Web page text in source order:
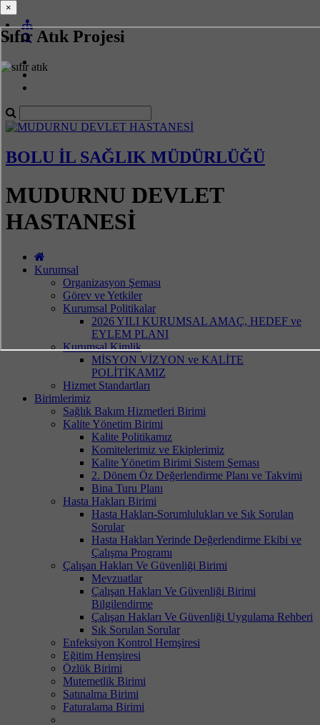
Sıfır Atık Projesi
BOLU İL SAĞLIK MÜDÜRLÜĞÜ
MUDURNU DEVLET
HASTANESİ
Kurumsal
Organizasyon Şeması
Görev ve Yetkiler
Kurumsal Politikalar
2026 YILI KURUMSAL AMAÇ, HEDEF ve
EYLEM PLANI
Kurumsal Kimlik
MİSYON VİZYON ve KALİTE
POLİTİKAMIZ
Hizmet Standartları
Birimlerimiz
Sağlık Bakım Hizmetleri Birimi
Kalite Yönetim Birimi
Kalite Politikamız
Komitelerimiz ve Ekiplerimiz
Kalite Yönetim Birimi Sistem Şeması
2. Dönem Öz Değerlendirme Planı ve Takvimi
Bina Turu Planı
Hasta Hakları Birimi
Hasta Hakları-Sorumlulukları ve Sık Sorulan
Sorular
Hasta Hakları Yerinde Değerlendirme Ekibi ve
Çalışma Programı
Çalışan Hakları Ve Güvenliği Birimi
Mevzuatlar
Çalışan Hakları Ve Güvenliği Birimi
Bilgilendirme
Çalışan Hakları Ve Güvenliği Uygulama Rehberi
Sık Sorulan Sorular
Enfeksiyon Kontrol Hemşiresi
Eğitim Hemşiresi
Özlük Birimi
Mutemetlik Birimi
Satınalma Birimi
Faturalama Birimi
×